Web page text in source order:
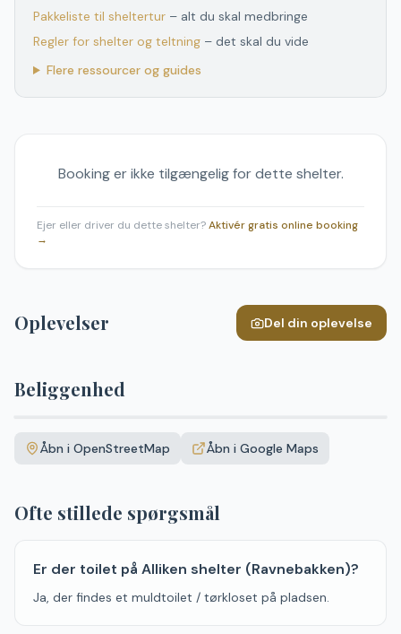
Pakkeliste til sheltertur – alt du skal medbringe
Regler for shelter og teltning – det skal du vide
Flere ressourcer og guides
Booking er ikke tilgængelig for dette shelter.
Ejer eller driver du dette shelter?Aktivér gratis online booking
→
Oplevelser Del din oplevelse
Beliggenhed
+Åbn i OpenStreetMap Åbn i Google Maps
Ofte stillede spørgsmål
Er der toilet på Alliken shelter (Ravnebakken)?
Ja, der findes et muldtoilet / tørkloset på pladsen.